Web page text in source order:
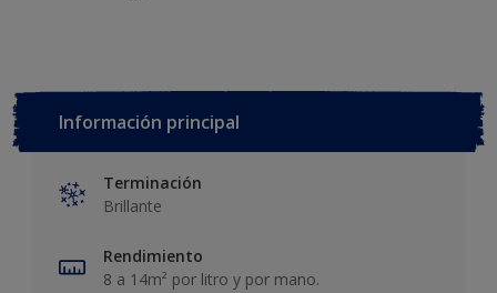
Información principal
Terminación
Brillante
Rendimiento
8 a 14m² por litro y por mano.